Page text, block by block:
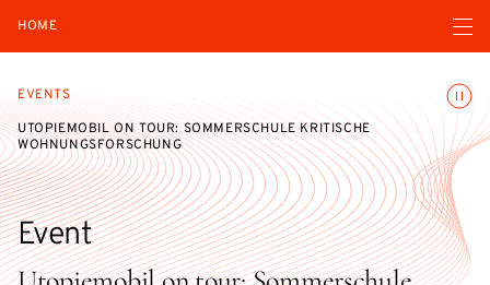
HOME Open
EVENTS
UTOPIEMOBIL ON TOUR: SOMMERSCHULE KRITISCHE
WOHNUNGSFORSCHUNG
Event